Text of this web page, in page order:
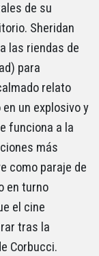
de su
Sheridan
las riendas de
para
relato
un explosivo y
funciona a la
más
como paraje de
en turno
el cine
tras la
Corbucci.